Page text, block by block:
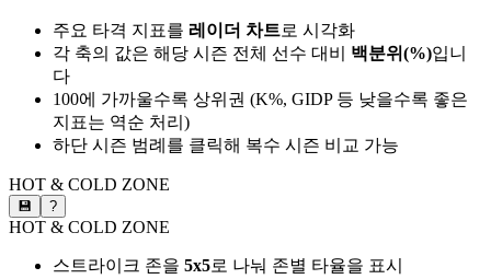
주요 타격 지표를 레이더 차트로 시각화
각 축의 값은 해당 시즌 전체 선수 대비 백분위(%)입니
다
100에 가까울수록 상위권 (K%, GIDP 등 낮을수록 좋은
지표는 역순 처리)
하단 시즌 범례를 클릭해 복수 시즌 비교 가능
HOT & COLD ZONE
💾 ?
HOT & COLD ZONE
스트라이크 존을 5x5로 나눠 존별 타율을 표시